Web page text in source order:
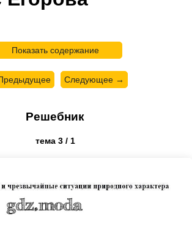
Показать содержание
Следующее →
Решебник
тема 3 / 1